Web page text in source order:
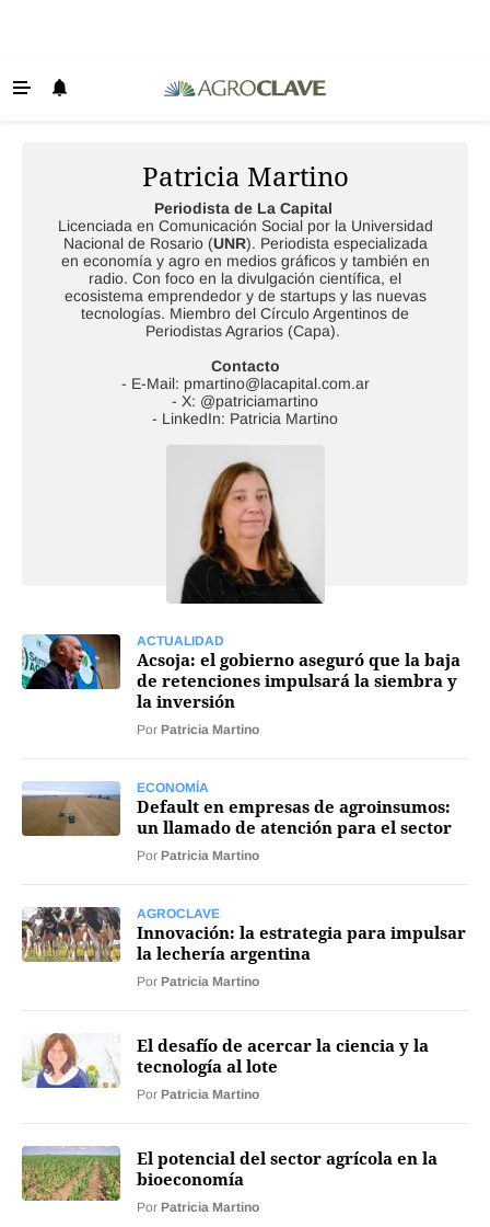
Lechería
Tecnología
Maquinaria agrícola
Seguinos
Patricia Martino
Periodista de La Capital
Licenciada en Comunicación Social por la Universidad
Nacional de Rosario (UNR). Periodista especializada
en economía y agro en medios gráficos y también en
radio. Con foco en la divulgación científica, el
ecosistema emprendedor y de startups y las nuevas
tecnologías. Miembro del Círculo Argentinos de
Periodistas Agrarios (Capa).
Contacto
- E-Mail: pmartino@lacapital.com.ar
- X: @patriciamartino
- LinkedIn: Patricia Martino
ACTUALIDAD
Acsoja: el gobierno aseguró que la baja
de retenciones impulsará la siembra y
la inversión
Por Patricia Martino
ECONOMÍA
Default en empresas de agroinsumos:
un llamado de atención para el sector
Por Patricia Martino
AGROCLAVE
Innovación: la estrategia para impulsar
la lechería argentina
Por Patricia Martino
El desafío de acercar la ciencia y la
tecnología al lote
Por Patricia Martino
El potencial del sector agrícola en la
bioeconomía
Por Patricia Martino